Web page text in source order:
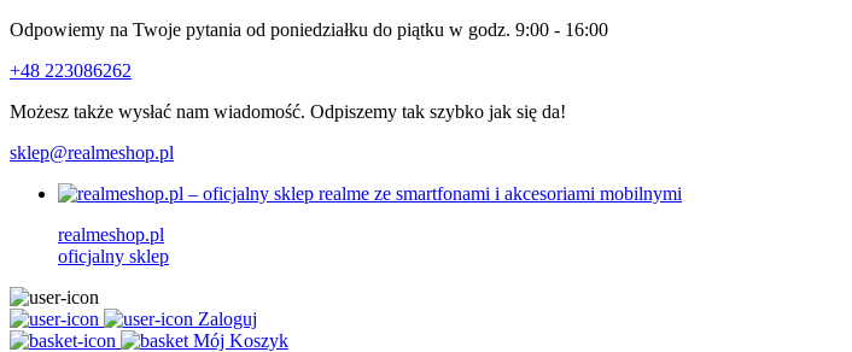
Odpowiemy na Twoje pytania od poniedziałku do piątku w godz. 9:00 - 16:00
+48 223086262
Możesz także wysłać nam wiadomość. Odpiszemy tak szybko jak się da!
sklep@realmeshop.pl
realmeshop.pl
oficjalny sklep
Zaloguj
Mój Koszyk